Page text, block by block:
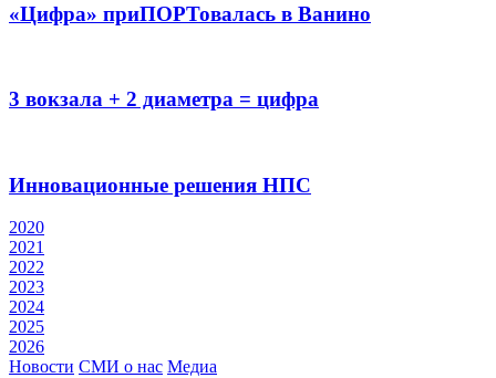
«Цифра» приПОРТовалась в Ванино
3 вокзала + 2 диаметра = цифра
Инновационные решения НПС
2020
2021
2022
2023
2024
2025
2026
Новости СМИ о нас Медиа